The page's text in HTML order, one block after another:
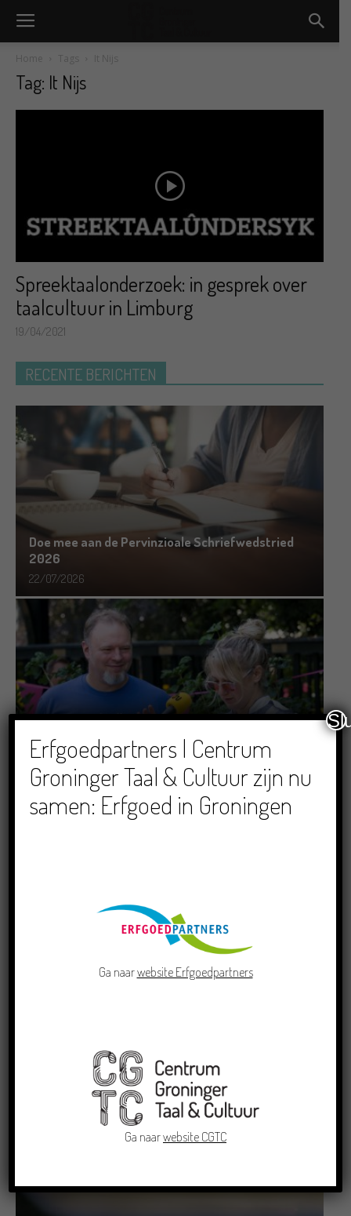
Home Tags It Nijs
Tag: It Nijs
Spreektaalonderzoek: in gesprek over
taalcultuur in Limburg
19/04/2021
RECENTE BERICHTEN
Doe mee aan de Pervinzioale Schriefwedstried
2026
22/07/2026
Ommaans
29/06/2026
Crowdfunding voor bijzonder kinderboek met
Groningse liedjes en verhalen
Grensoverschrijdende uitwisseling in Oldenburg
rond het Gronings en Platduits
Erfgoedpartners | Centrum
Groninger Taal & Cultuur zijn nu
samen: Erfgoed in Groningen
Ga naarwebsite Erfgoedpartners
Ga naarwebsite CGTC